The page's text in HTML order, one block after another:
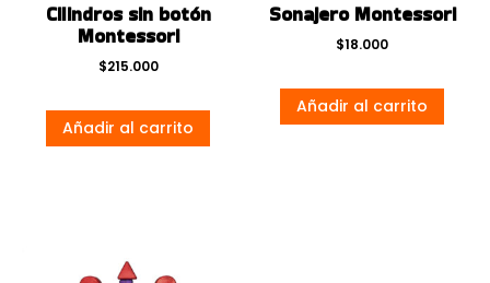
Cilindros sin botón
Montessori
$215.000
Añadir al carrito
Sonajero Montessori
$18.000
Añadir al carrito